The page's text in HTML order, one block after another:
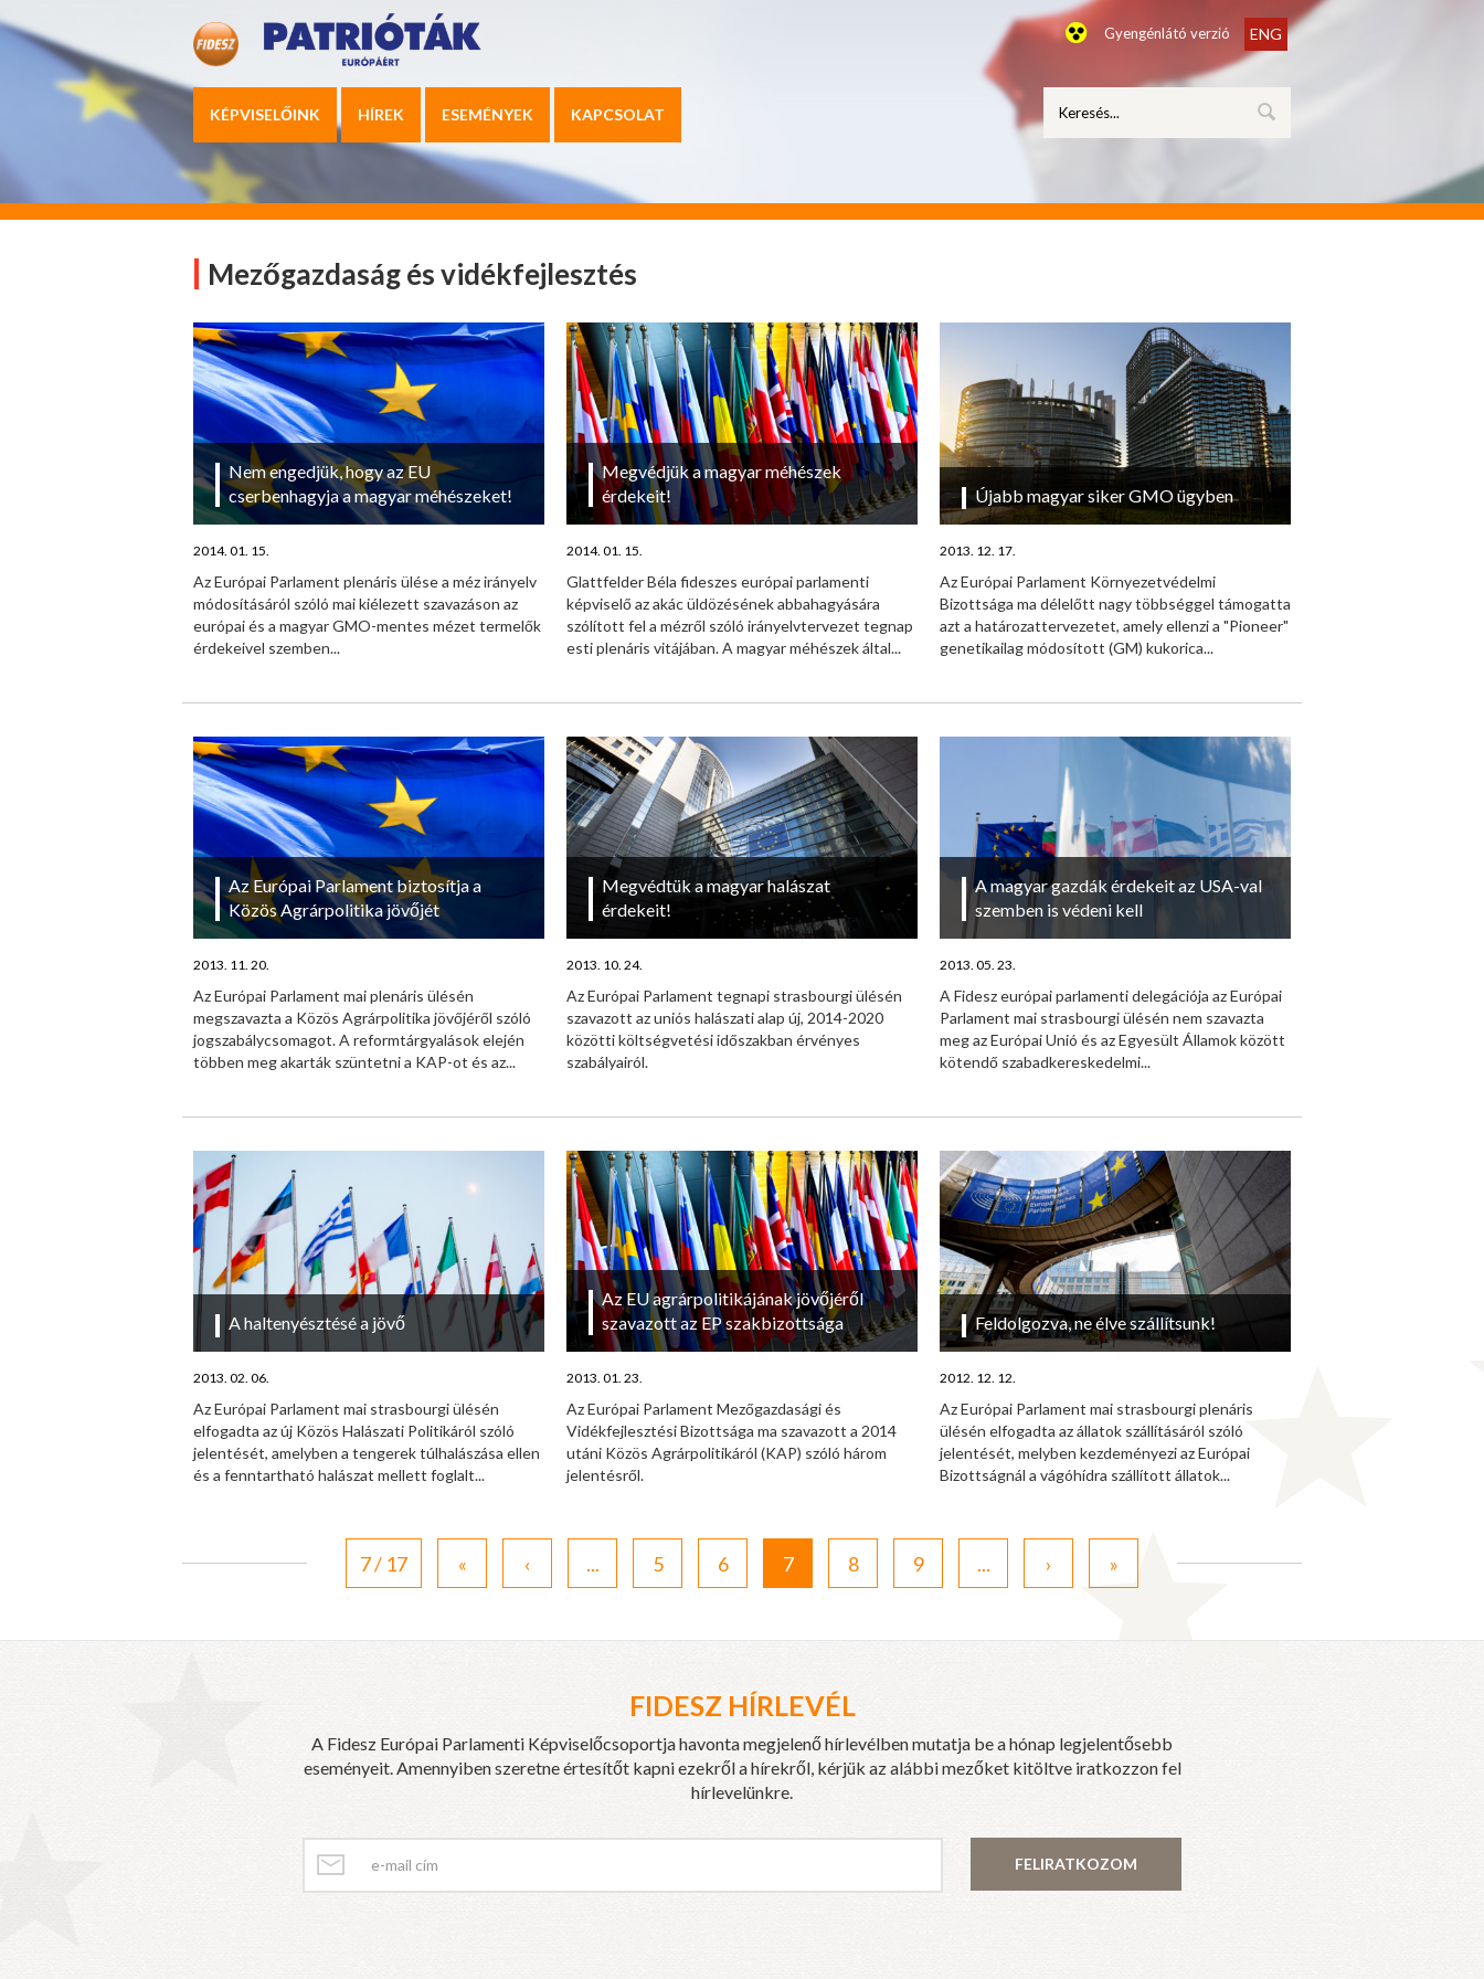
Gyengénlátó verzió ENG
KÉPVISELŐINK HÍREK ESEMÉNYEK KAPCSOLAT
Mezőgazdaság és vidékfejlesztés
Nem engedjük, hogy az EU
cserbenhagyja a magyar méhészeket!
2014. 01. 15.
Az Európai Parlament plenáris ülése a méz irányelv
módosításáról szóló mai kiélezett szavazáson az
európai és a magyar GMO-mentes mézet termelők
érdekeivel szemben...
Megvédjük a magyar méhészek
érdekeit!
2014. 01. 15.
Glattfelder Béla fideszes európai parlamenti
képviselő az akác üldözésének abbahagyására
szólított fel a mézről szóló irányelvtervezet tegnap
esti plenáris vitájában. A magyar méhészek által...
Újabb magyar siker GMO ügyben
2013. 12. 17.
Az Európai Parlament Környezetvédelmi
Bizottsága ma délelőtt nagy többséggel támogatta
azt a határozattervezetet, amely ellenzi a "Pioneer"
genetikailag módosított (GM) kukorica...
Az Európai Parlament biztosítja a
Közös Agrárpolitika jövőjét
2013. 11. 20.
Az Európai Parlament mai plenáris ülésén
megszavazta a Közös Agrárpolitika jövőjéről szóló
jogszabálycsomagot. A reformtárgyalások elején
többen meg akarták szüntetni a KAP-ot és az...
Megvédtük a magyar halászat
érdekeit!
2013. 10. 24.
Az Európai Parlament tegnapi strasbourgi ülésén
szavazott az uniós halászati alap új, 2014-2020
közötti költségvetési időszakban érvényes
szabályairól.
A magyar gazdák érdekeit az USA-val
szemben is védeni kell
2013. 05. 23.
A Fidesz európai parlamenti delegációja az Európai
Parlament mai strasbourgi ülésén nem szavazta
meg az Európai Unió és az Egyesült Államok között
kötendő szabadkereskedelmi...
A haltenyésztésé a jövő
2013. 02. 06.
Az Európai Parlament mai strasbourgi ülésén
elfogadta az új Közös Halászati Politikáról szóló
jelentését, amelyben a tengerek túlhalászása ellen
és a fenntartható halászat mellett foglalt...
Az EU agrárpolitikájának jövőjéről
szavazott az EP szakbizottsága
2013. 01. 23.
Az Európai Parlament Mezőgazdasági és
Vidékfejlesztési Bizottsága ma szavazott a 2014
utáni Közös Agrárpolitikáról (KAP) szóló három
jelentésről.
Feldolgozva, ne élve szállítsunk!
2012. 12. 12.
Az Európai Parlament mai strasbourgi plenáris
ülésén elfogadta az állatok szállításáról szóló
jelentését, melyben kezdeményezi az Európai
Bizottságnál a vágóhídra szállított állatok...
7 / 17 « ‹ ... 5 6 7 8 9 ... › »
FIDESZ HÍRLEVÉL
A Fidesz Európai Parlamenti Képviselőcsoportja havonta megjelenő hírlevélben mutatja be a hónap legjelentősebb
eseményeit. Amennyiben szeretne értesítőt kapni ezekről a hírekről, kérjük az alábbi mezőket kitöltve iratkozzon fel
hírlevelünkre.
FELIRATKOZOM